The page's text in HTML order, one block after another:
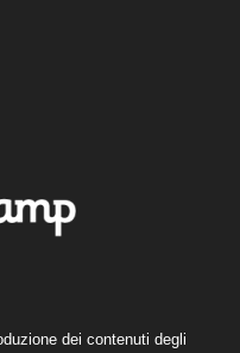
dei contenuti degli